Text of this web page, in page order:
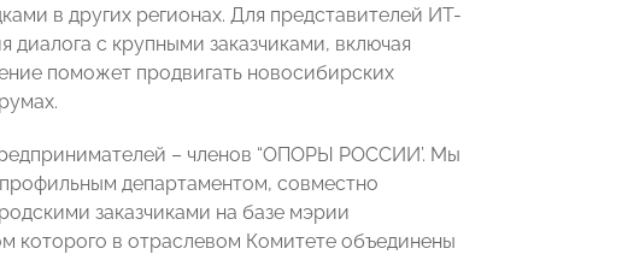
в других регионах. Для представителей ИТ-
с крупными заказчиками, включая
поможет продвигать новосибирских
– членов “ОПОРЫ РОССИИ’. Мы
департаментом, совместно
заказчиками на базе мэрии
которого в отраслевом Комитете объединены